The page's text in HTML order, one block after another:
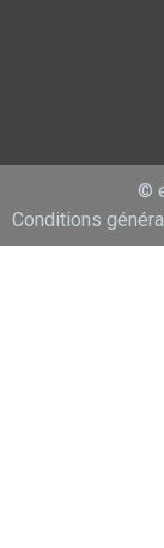
©
Conditions